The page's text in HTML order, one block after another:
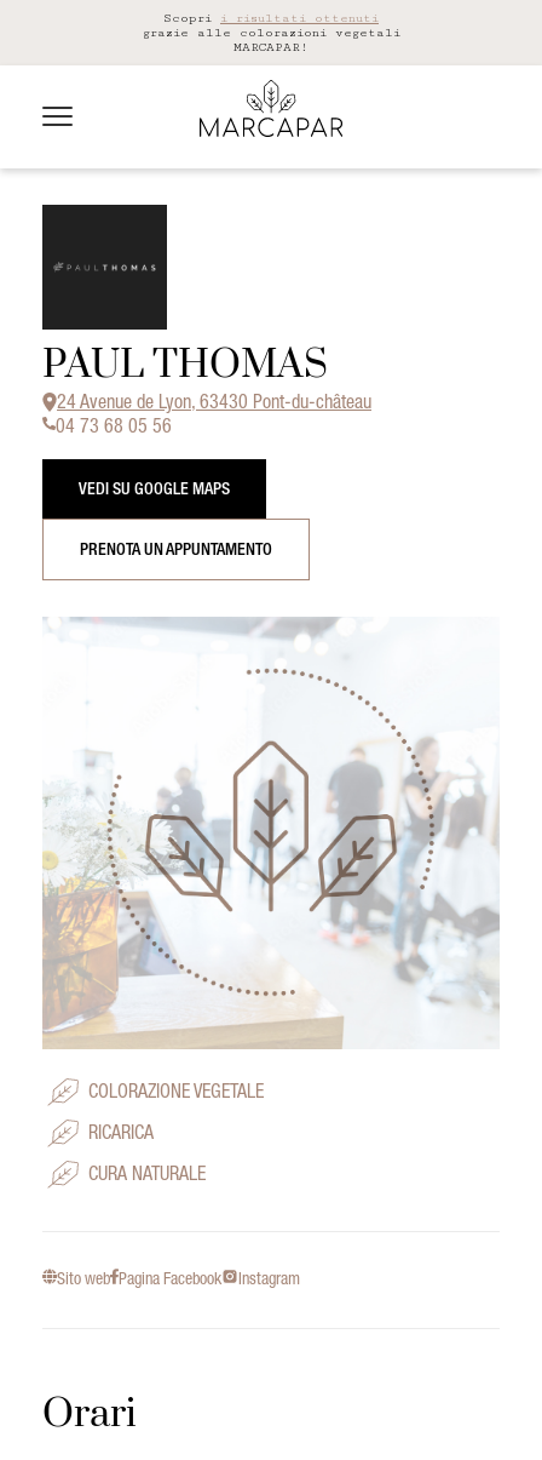
Scopri i risultati ottenuti
grazie alle colorazioni vegetali
MARCAPAR!
PAUL THOMAS
24 Avenue de Lyon, 63430 Pont-du-château
04 73 68 05 56
VEDI SU GOOGLE MAPS
PRENOTA UN APPUNTAMENTO
COLORAZIONE VEGETALE
RICARICA
CURA NATURALE
Sito web Pagina Facebook Instagram
Orari